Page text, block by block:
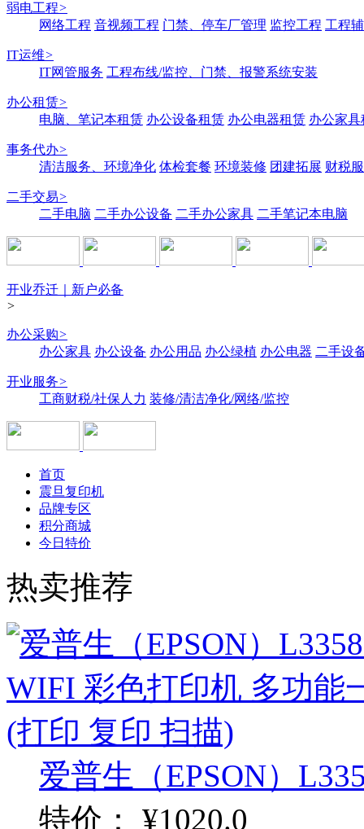
弱电工程>
网络工程 音视频工程 门禁、停车厂管理 监控工程 工程
IT运维>
IT网管服务 工程布线/监控、门禁、报警系统安装
办公租赁>
电脑、笔记本租赁 办公设备租赁 办公电器租赁 办公家具
事务代办>
清洁服务、环境净化 体检套餐 环境装修 团建拓展 财税
二手交易>
二手电脑 二手办公设备 二手办公家具 二手笔记本电脑
开业乔迁｜新户必备
>
办公采购>
办公家具 办公设备 办公用品 办公绿植 办公电器 二手设
开业服务>
工商财税/社保人力 装修/清洁净化/网络/监控
首页
震旦复印机
品牌专区
积分商城
今日特价
热卖推荐
爱普生（EPSON）
特价：
¥1020.0